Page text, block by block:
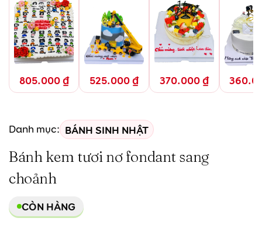
805.000₫ 525.000₫ 370.000₫
Danh mục: BÁNH SINH NHẬT
Bánh kem tươi nơ fondant sang
choảnh
CÒN HÀNG